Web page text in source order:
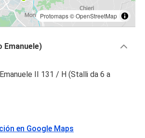
Protomaps©OpenStreetMap
II 131 / H (Stalli da 6 a
en Google Maps